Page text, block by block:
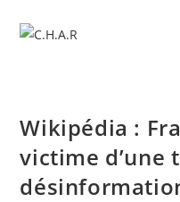
Wikipédia :
victime d’une